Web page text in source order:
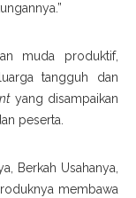
muda produktif,
tangguh dan
yang disampaikan
peserta.
Berkah Usahanya,
membawa